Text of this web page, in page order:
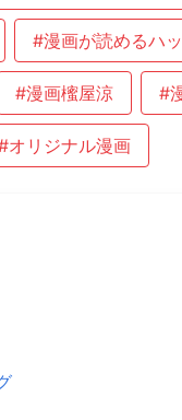
#漫画が読めるハ
#漫画櫁屋涼 #
オリジナル漫画